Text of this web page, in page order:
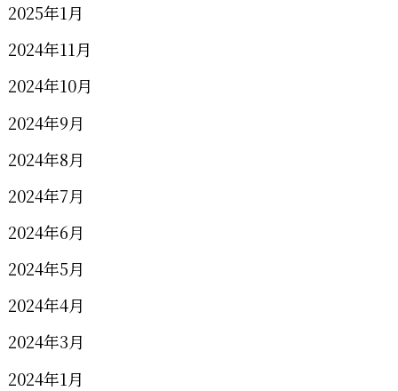
2025年1月
2024年11月
2024年10月
2024年9月
2024年8月
2024年7月
2024年6月
2024年5月
2024年4月
2024年3月
2024年1月